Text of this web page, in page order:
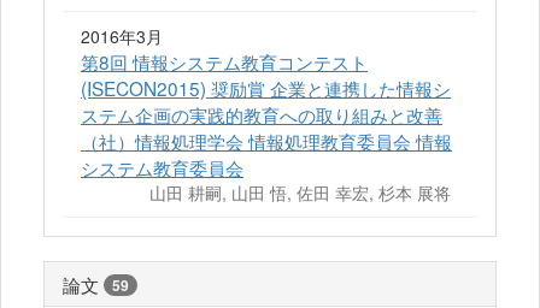
2016年3月
第8回 情報システム教育コンテスト
(ISECON2015) 奨励賞 企業と連携した情報シ
ステム企画の実践的教育への取り組みと改善
（社）情報処理学会 情報処理教育委員会 情報
システム教育委員会
山田 耕嗣, 山田 悟, 佐田 幸宏, 杉本 展将
論文 59